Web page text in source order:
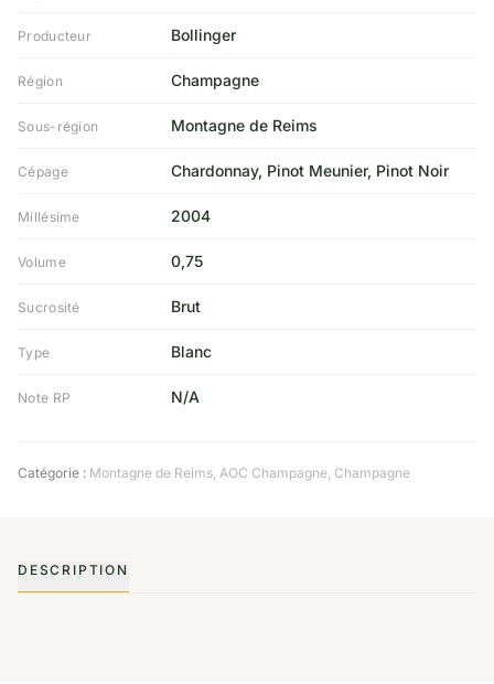
Producteur Bollinger
Région Champagne
Sous-région Montagne de Reims
Cépage Chardonnay, Pinot Meunier, Pinot Noir
Millésime 2004
Volume 0,75
Sucrosité Brut
Type Blanc
Note RP N/A
Catégorie : Montagne de Reims, AOC Champagne, Champagne
DESCRIPTION